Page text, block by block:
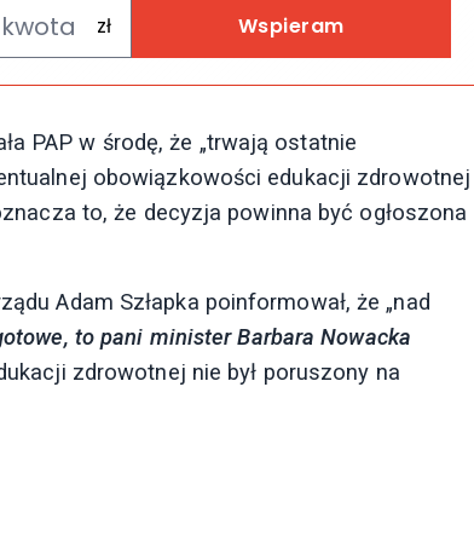
Wspieram
PAP w środę, że „trwają ostatnie
obowiązkowości edukacji zdrowotnej
to, że decyzja powinna być ogłoszona
Adam Szłapka poinformował, że „nad
to pani minister Barbara Nowacka
zdrowotnej nie był poruszony na